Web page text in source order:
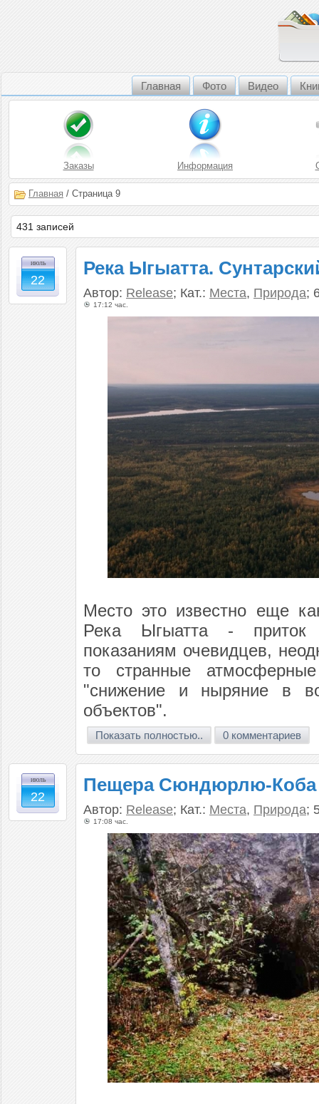
Главная Фото Видео
Заказы Информация
Главная / Страница 9
431 записей
июль
22
Река Ыгыатта.
Автор: Release; Кат.: Места, Природа;
17:12 час.
Место это известно еще
Река Ыгыатта - приток
показаниям очевидцев,
то странные
"снижение и ныряние в
объектов".
Показать полностью.. 0 комментариев
июль
22
Пещера Сюндюрлю-
Автор: Release; Кат.: Места, Природа;
17:08 час.